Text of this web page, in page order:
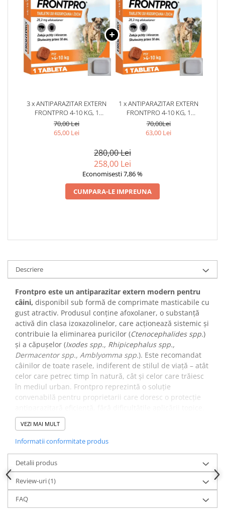
3 x ANTIPARAZITAR EXTERN
FRONTPRO 4-10 KG, 1
TABLETĂ
70,00 Lei
65,00 Lei
1 x ANTIPARAZITAR EXTERN
FRONTPRO 4-10 KG, 1
TABLETĂ
70,00Lei
63,00 Lei
280,00 Lei
258,00 Lei
Economisesti 7,86 %
CUMPARA-LE IMPREUNA
Descriere
Frontpro este un antiparazitar extern modern pentru
câini, disponibil sub formă de comprimate masticabile cu
gust atractiv. Produsul conține afoxolaner, o substanță
activă din clasa izoxazolinelor, care acționează sistemic și
contribuie la eliminarea puricilor (Ctenocephalides spp.)
și a căpușelor (Ixodes spp., Rhipicephalus spp.,
Dermacentor spp., Amblyomma spp.). Este recomandat
câinilor de toate rasele, indiferent de stilul de viață – atât
celor care petrec timp în natură, cât și celor care trăiesc
în mediul urban. Frontpro reprezintă o soluție
convenabilă pentru proprietarii care doresc o protecție
✔️ Cum funcționează?
Substanța activă din Frontpro – afoxolanerul – este
administrarea orală. Când un parazit (purice sau căpușă)
intră în contact cu câinele și se hrănește cu sânge,
ingerează afoxolanerul. Acesta blochează receptorii GABA
și ai glutamatului din sistemul nervos al parazitului,
provocând hiperexcitabilitate neuromusculară, paralizie
VEZI MAI MULT
Informatii conformitate produs
Detalii produs
Review-uri(1)
FAQ